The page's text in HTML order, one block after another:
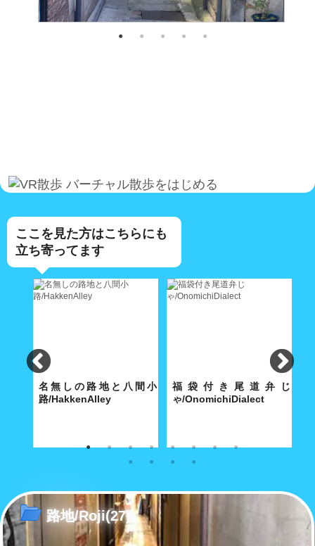
バーチャル散歩をはじめる
ここを見た方はこちらにも
立ち寄ってます
名無しの路地と八間小
路/HakkenAlley
奥深い路地の真ん中に大きな空
福袋付き尾道弁じ
ゃ/OnomichiDialect
経済合理性が優先する現代社会
路地/Roji(27)